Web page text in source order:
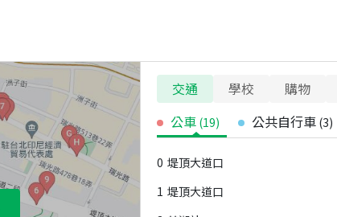
交通 學校
購物
公車 (19) 公共自行車 (3)
0 堤頂大道口
1 堤頂大道口